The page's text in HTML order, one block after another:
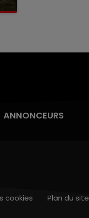
ANNONCEURS
cookies Plan du site